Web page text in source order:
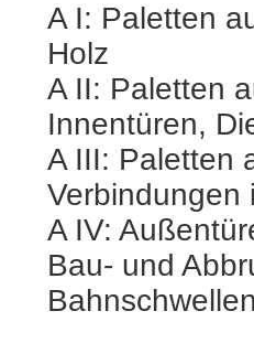
A I: Paletten
Holz
A II: Paletten
Innentüren,
A III: Paletten
Verbindungen
A IV:
Bau- und